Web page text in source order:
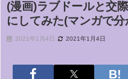
(漫画)ラブドールと交
にしてみた(マンガで分
2021年1月4日 2021年1月4日